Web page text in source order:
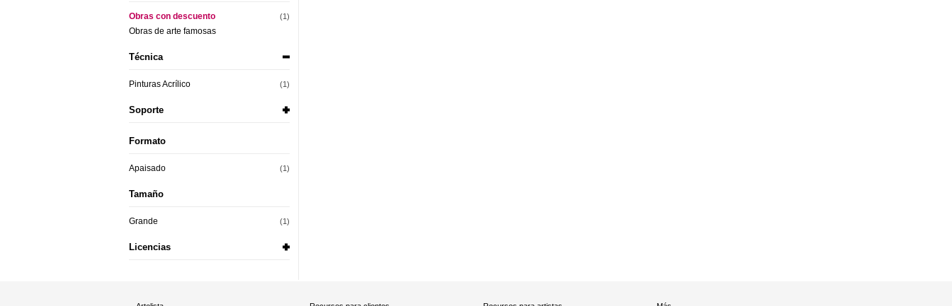
Obras con descuento (1)
Obras de arte famosas
Técnica
Pinturas Acrílico (1)
Soporte
Formato
Apaisado (1)
Tamaño
Grande (1)
Licencias